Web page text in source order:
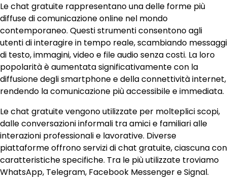
Le chat gratuite rappresentano una delle forme più
diffuse di comunicazione online nel mondo
contemporaneo. Questi strumenti consentono agli
utenti di interagire in tempo reale, scambiando messaggi
di testo, immagini, video e file audio senza costi. La loro
popolarità è aumentata significativamente con la
diffusione degli smartphone e della connettività internet,
rendendo la comunicazione più accessibile e immediata.
Le chat gratuite vengono utilizzate per molteplici scopi,
dalle conversazioni informali tra amici e familiari alle
interazioni professionali e lavorative. Diverse
piattaforme offrono servizi di chat gratuite, ciascuna con
caratteristiche specifiche. Tra le più utilizzate troviamo
WhatsApp, Telegram, Facebook Messenger e Signal.